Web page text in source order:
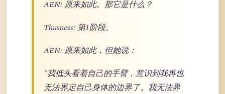
AEN: 原来如此。那它是什么？
Thusness: 第1阶段。
AEN: 原来如此，但她说：
"我低头看着自己的手臂，意识到我再也
无法界定自己身体的边界了。我无法界